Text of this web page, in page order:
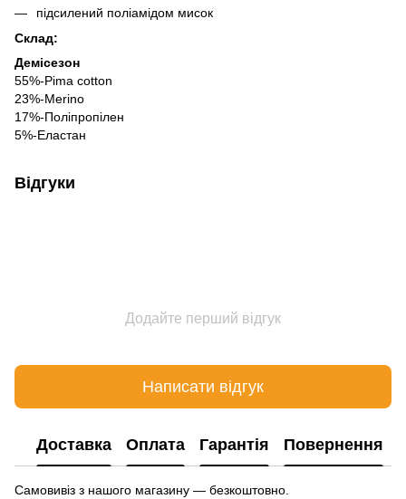
підсилений поліамідом мисок
Склад:
Демісезон
55%-Рima cotton
23%-Merino
17%-Поліпропілен
5%-Еластан
Відгуки
Додайте перший відгук
Написати відгук
Доставка Оплата Гарантія Повернення
Самовивіз з нашого магазину — безкоштовно.